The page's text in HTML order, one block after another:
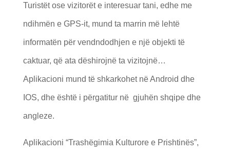
Turistët ose vizitorët e interesuar tani, edhe me
ndihmën e GPS-it, mund ta marrin më lehtë
informatën për vendndodhjen e një objekti të
caktuar, që ata dëshirojnë ta vizitojnë…
Aplikacioni mund të shkarkohet në Android dhe
IOS, dhe është i përgatitur në gjuhën shqipe dhe
angleze.
Aplikacioni “Trashëgimia Kulturore e Prishtinës”,